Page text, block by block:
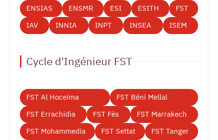
ENSIAS
ENSMR ESI ESITH
FST
IAV
INNIA INPT INSEA ISEM
Cycle d'Ingénieur FST
FST Al Hoceima
FST Béni Mellal
FST Errachidia
FST Fès
FST Marrakech
FST Mohammedia
FST Settat FST Tanger